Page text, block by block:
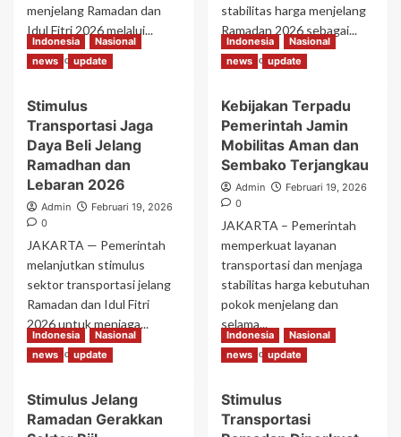
menjelang Ramadan dan
Idul Fitri 2026 melalui...
Read MoreRead
Pakar
Sebut
Stimulus
Transportasi
Dorong
Pertumbuhan
Ekonomi
Lebaran
2026
stabilitas harga menjelang
Ramadan 2026 sebagai...
Read MoreRead
Penguatan
Stimulus
Transportasi
Jadi
Strategi
Pemerintah
Harga
Jelang
Ramadan
Indonesia
Nasional
news
update
Stimulus
Transportasi Jaga
Daya Beli Jelang
Ramadhan dan
Lebaran 2026
Admin
Februari 19, 2026
0
JAKARTA — Pemerintah
melanjutkan stimulus
sektor transportasi jelang
Ramadan dan Idul Fitri
2026 untuk menjaga...
Read MoreRead
Stimulus
Transportasi
Indonesia
Nasional
news
update
Kebijakan Terpadu
Pemerintah Jamin
Mobilitas Aman dan
Sembako Terjangkau
Admin
Februari 19, 2026
0
JAKARTA – Pemerintah
memperkuat layanan
transportasi dan menjaga
stabilitas harga kebutuhan
pokok menjelang dan
selama...
Read MoreRead
Kebijakan
Terpadu
Indonesia
Nasional
news
update
Stimulus Jelang
Ramadan Gerakkan
Indonesia
Nasional
news
update
Stimulus
Transportasi